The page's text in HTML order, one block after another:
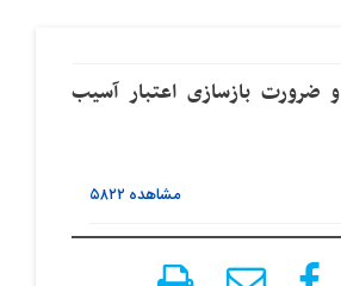
ضرورت بازسازی اعتبار آسیب
مشاهده ۵۸۲۲